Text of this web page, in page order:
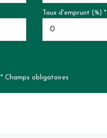
Taux d'emprunt (%) *
* Champs obligatoires